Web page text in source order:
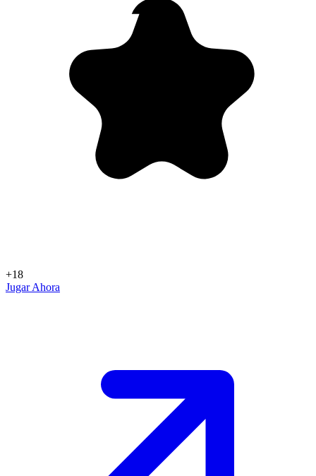
+18
Jugar Ahora